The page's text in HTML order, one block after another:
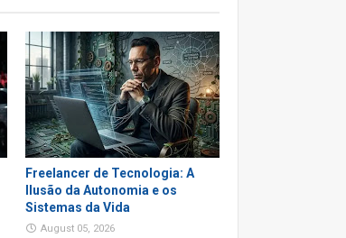
Freelancer de Tecnologia: A
Ilusão da Autonomia e os
Sistemas da Vida
August 05, 2026